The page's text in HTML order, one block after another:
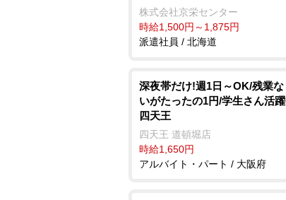
株式会社京栄センター
時給1,500円～1,875円
派遣社員 / 北海道
深夜帯だけ!週1日～OK/残業
いがたったの1円/学生さん活
四天王
四天王 道頓堀店
時給1,650円
アルバイト・パート / 大阪府